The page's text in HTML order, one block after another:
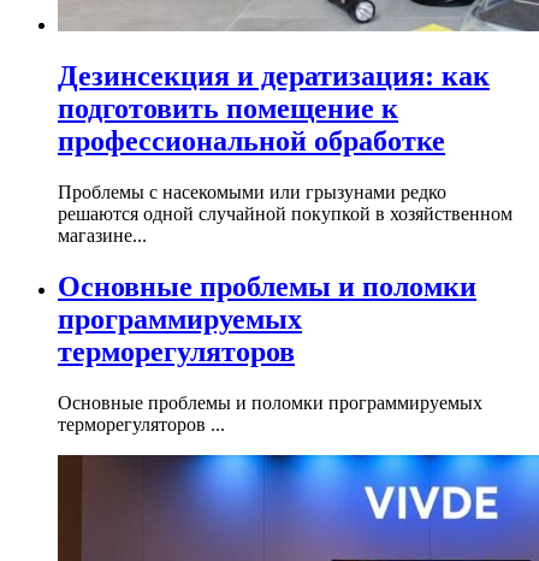
Дезинсекция и дератизация: как
подготовить помещение к
профессиональной обработке
Проблемы с насекомыми или грызунами редко
решаются одной случайной покупкой в хозяйственном
магазине...
Основные проблемы и поломки
программируемых
терморегуляторов
Основные проблемы и поломки программируемых
терморегуляторов ...